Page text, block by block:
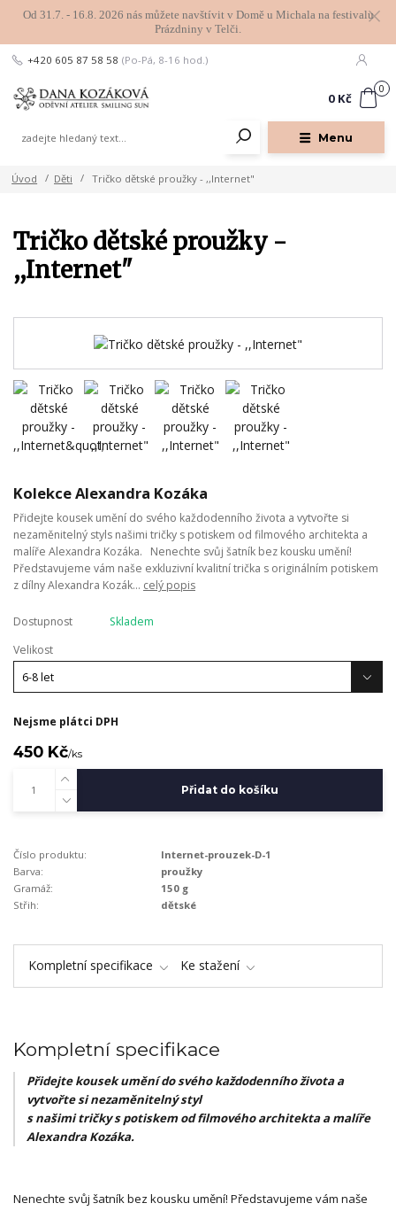
Od 31.7. - 16.8. 2026 nás můžete navštívit v Domě u Michala na festivalu
Prázdniny v Telči.
Menu
+420 605 87 58 58 (Po-Pá, 8-16 hod.)
0
0 Kč
Úvod Děti Tričko dětské proužky - ,,Internet"
Tričko dětské proužky -
,,Internet"
Kolekce Alexandra Kozáka
Přidejte kousek umění do svého každodenního života a vytvořte si
nezaměnitelný styls našimi tričky s potiskem od filmového architekta a
malíře Alexandra Kozáka. Nenechte svůj šatník bez kousku umění!
Představujeme vám naše exkluzivní kvalitní trička s originálním potiskem
z dílny Alexandra Kozák... celý popis
Dostupnost
Skladem
Velikost
Nejsme plátci DPH
450 Kč/ks
Přidat do košíku
Číslo produktu:
Internet-prouzek-D-1
Barva:
proužky
Gramáž:
150 g
Střih:
dětské
Kompletní specifikace Ke stažení
Kompletní specifikace
Přidejte kousek umění do svého každodenního života a
vytvořte si nezaměnitelný styl
s našimi tričky s potiskem od filmového architekta a malíře
Alexandra Kozáka.
Nenechte svůj šatník bez kousku umění! Představujeme vám naše